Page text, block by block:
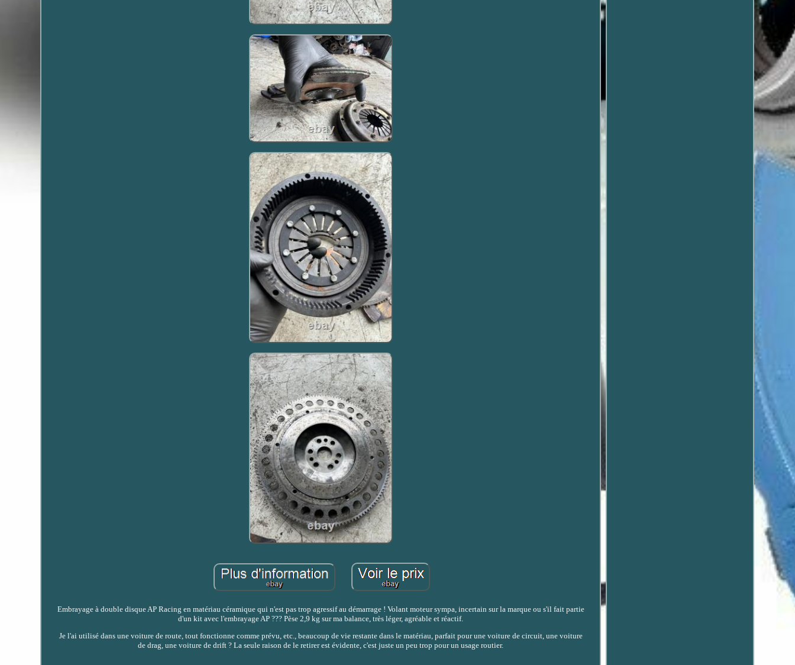
Embrayage à double disque AP Racing en matériau céramique qui n'est pas trop agressif au démarrage ! Volant moteur sympa, incertain sur la marque ou s'il fait partie
d'un kit avec l'embrayage AP ??? Pèse 2,9 kg sur ma balance, très léger, agréable et réactif.
Je l'ai utilisé dans une voiture de route, tout fonctionne comme prévu, etc., beaucoup de vie restante dans le matériau, parfait pour une voiture de circuit, une voiture
de drag, une voiture de drift ? La seule raison de le retirer est évidente, c'est juste un peu trop pour un usage routier.